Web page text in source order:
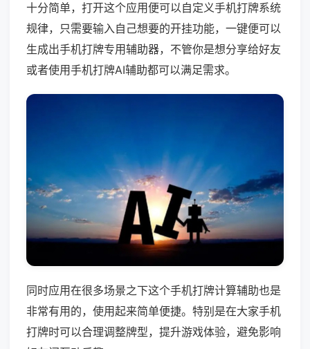
十分简单，打开这个应用便可以自定义手机打牌系统
规律，只需要输入自己想要的开挂功能，一键便可以
生成出手机打牌专用辅助器，不管你是想分享给好友
或者使用手机打牌AI辅助都可以满足需求。
同时应用在很多场景之下这个手机打牌计算辅助也是
非常有用的，使用起来简单便捷。特别是在大家手机
打牌时可以合理调整牌型，提升游戏体验，避免影响